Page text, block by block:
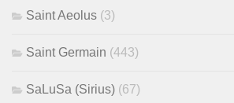
Saint Aeolus (3)
Saint Germain (443)
SaLuSa (Sirius) (67)